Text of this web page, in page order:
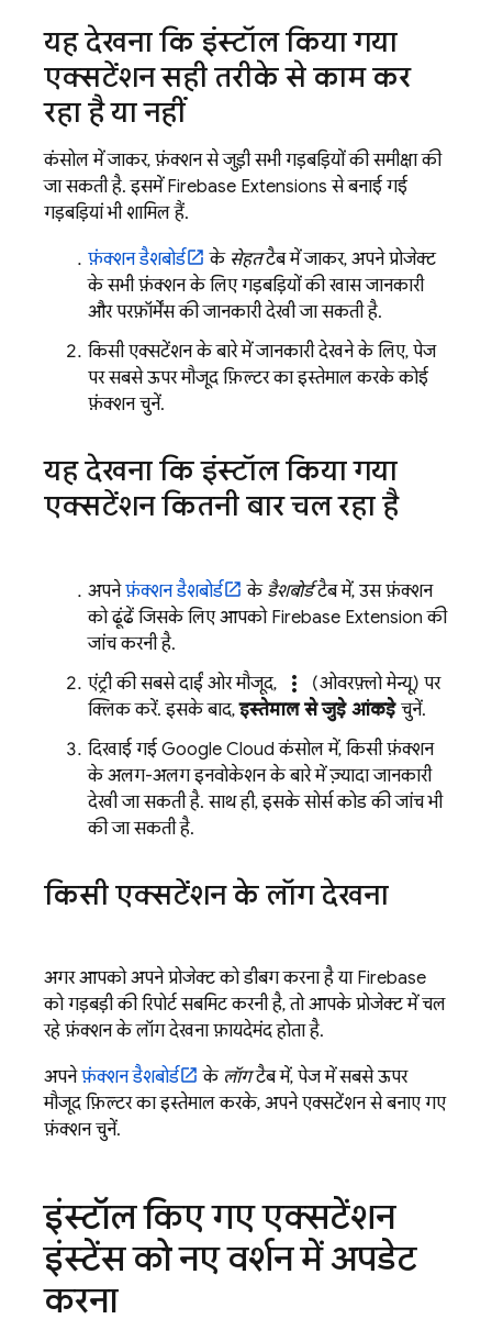
यह देखना कि इंस्टॉल किया गया
एक्सटेंशन सही तरीके से काम कर
रहा है या नहीं
कंसोल में जाकर, फ़ंक्शन से जुड़ी सभी गड़बड़ियों की समीक्षा की
जा सकती है. इसमें Firebase Extensions से बनाई गई
गड़बड़ियां भी शामिल हैं.
फ़ंक्शन डैशबोर्ड के सेहतटैब में जाकर, अपने प्रोजेक्ट
के सभी फ़ंक्शन के लिए गड़बड़ियों की खास जानकारी
और परफ़ॉर्मेंस की जानकारी देखी जा सकती है.
किसी एक्सटेंशन के बारे में जानकारी देखने के लिए, पेज
पर सबसे ऊपर मौजूद फ़िल्टर का इस्तेमाल करके कोई
फ़ंक्शन चुनें.
यह देखना कि इंस्टॉल किया गया
एक्सटेंशन कितनी बार चल रहा है
अपनेफ़ंक्शन डैशबोर्ड के डैशबोर्डटैब में, उस फ़ंक्शन
को ढूंढें जिसके लिए आपको Firebase Extension की
जांच करनी है.
एंट्री की सबसे दाईं ओर मौजूद,
more_vert
(ओवरफ़्लो मेन्यू) पर
क्लिक करें. इसके बाद,इस्तेमाल से जुड़े आंकड़ेचुनें.
दिखाई गई Google Cloud कंसोल में, किसी फ़ंक्शन
के अलग-अलग इनवोकेशन के बारे में ज़्यादा जानकारी
देखी जा सकती है. साथ ही, इसके सोर्स कोड की जांच भी
की जा सकती है.
किसी एक्सटेंशन के लॉग देखना
अगर आपको अपने प्रोजेक्ट को डीबग करना है या Firebase
को गड़बड़ी की रिपोर्ट सबमिट करनी है, तो आपके प्रोजेक्ट में चल
रहे फ़ंक्शन के लॉग देखना फ़ायदेमंद होता है.
अपनेफ़ंक्शन डैशबोर्ड के लॉगटैब में, पेज में सबसे ऊपर
मौजूद फ़िल्टर का इस्तेमाल करके, अपने एक्सटेंशन से बनाए गए
फ़ंक्शन चुनें.
इंस्टॉल किए गए एक्सटेंशन
इंस्टेंस को नए वर्शन में अपडेट
करना